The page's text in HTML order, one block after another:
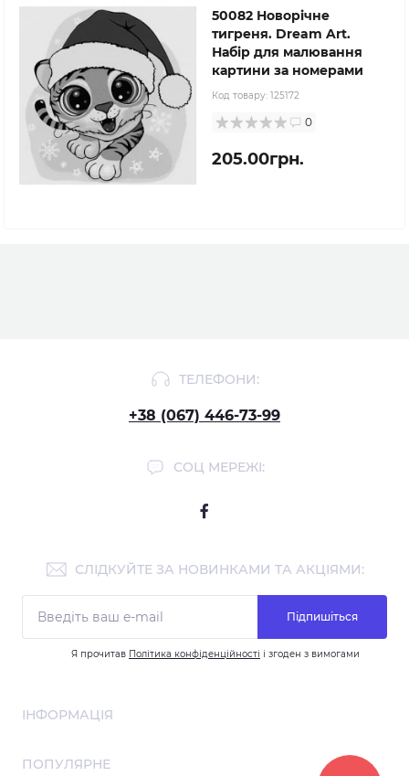
50082 Новорічне
тигреня. Dream Art.
Набір для малювання
картини за номерами
Код товару: 125172
0
205.00грн.
ТЕЛЕФОНИ:
+38 (067) 446-73-99
СОЦ МЕРЕЖІ:
СЛІДКУЙТЕ ЗА НОВИНКАМИ ТА АКЦІЯМИ:
Підпишіться
Я прочитав Політика конфіденційності і згоден з вимогами
ІНФОРМАЦІЯ
ПОПУЛЯРНЕ